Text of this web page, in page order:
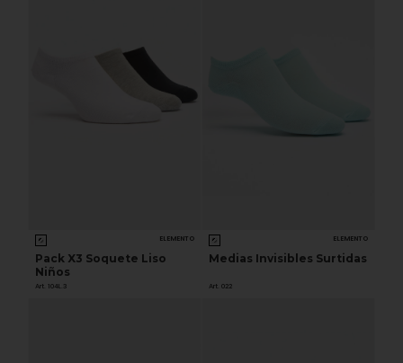
ELEMENTO
Pack X3 Soquete Liso
Niños
Art. 104L.3
ELEMENTO
Medias Invisibles Surtidas
Art. 022